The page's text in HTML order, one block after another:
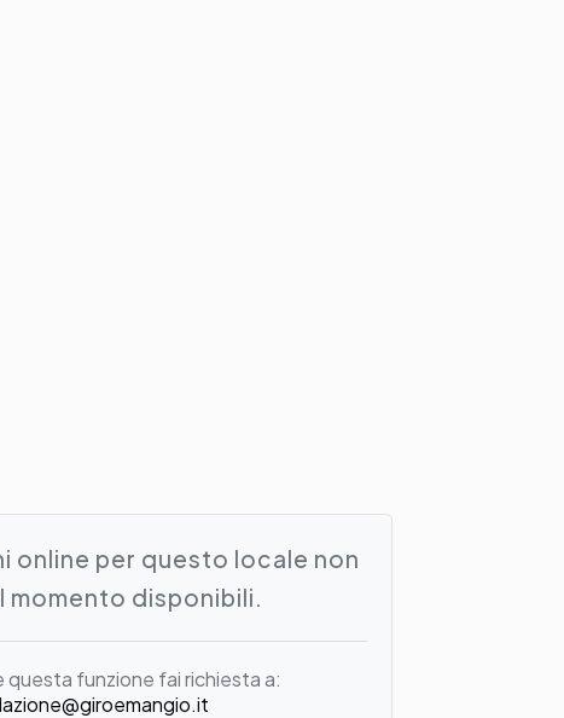
online per questo locale non
momento disponibili.
questa funzione fai richiesta a: